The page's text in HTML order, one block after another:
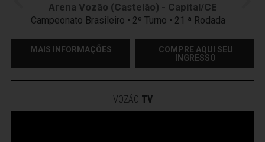
Arena Vozão (Castelão) - Capital/CE
Campeonato Brasileiro • 2º Turno • 21 ª Rodada
MAIS INFORMAÇÕES
COMPRE AQUI SEU
INGRESSO
VOZÃO TV